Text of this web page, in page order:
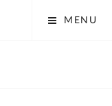
MENU